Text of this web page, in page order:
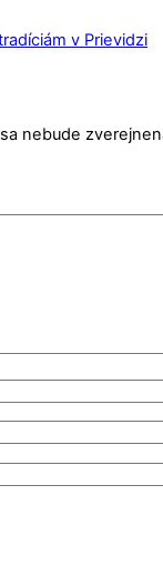
v Prievidzi
nebude